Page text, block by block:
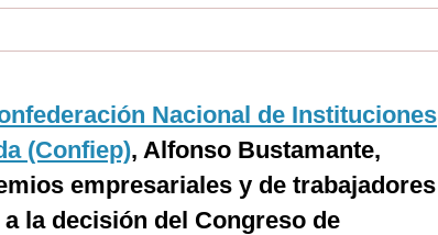
Nacional de Instituciones
(Confiep), Alfonso Bustamante,
empresariales y de trabajadores
la decisión del Congreso de